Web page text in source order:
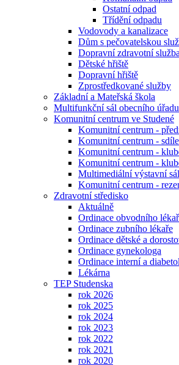
Ostatní odpad
Třídění odpadu
Vodovody a kanalizace
Dům s pečovatelskou
Dopravní zdravotní služba
Dětské hřiště
Dopravní hřiště
Zprostředkované služby
Základní a Mateřská škola
Multifunkční sál obecního
Komunitní centrum ve Studené
Komunitní centrum -
Komunitní centrum -
Komunitní centrum -
Komunitní centrum -
Multimediální výstavní
Komunitní centrum -
Zdravotní středisko
Aktuálně
Ordinace obvodního
Ordinace zubního lékaře
Ordinace dětské a
Ordinace gynekologa
Ordinace interní a
Lékárna
TEP Studenska
rok 2026
rok 2025
rok 2024
rok 2023
rok 2022
rok 2021
rok 2020